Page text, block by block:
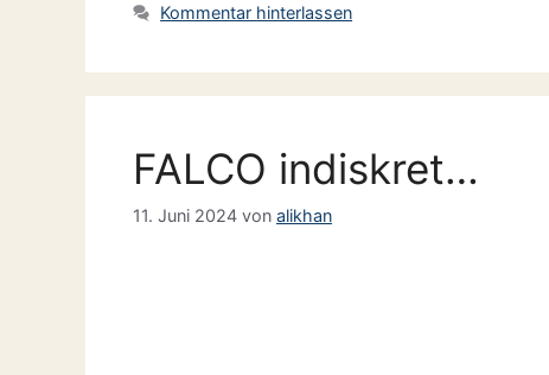
Kommentar hinterlassen
FALCO indiskret…
11. Juni 2024 von alikhan